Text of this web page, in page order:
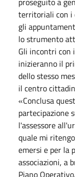
territoriali con i
gli
lo strumento
Gli incontri
inizieranno il
dello stesso
il centro
«Conclusa
partecipazione
l'assessore
quale mi
emersi e per la
associazioni, a
Piano